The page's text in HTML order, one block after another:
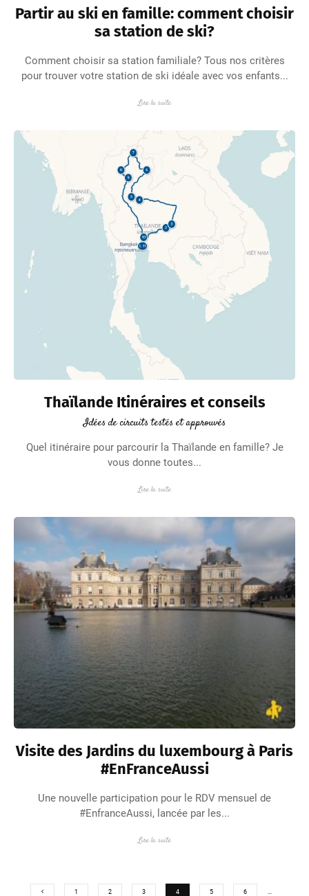
Partir au ski en famille: comment choisir
sa station de ski?
Comment choisir sa station familiale? Tous nos critères
pour trouver votre station de ski idéale avec vos enfants...
Lire la suite
Thaïlande Itinéraires et conseils
Idées de circuits testés et approuvés
Quel itinéraire pour parcourir la Thaïlande en famille? Je
vous donne toutes...
Lire la suite
Visite des Jardins du luxembourg à Paris
#EnFranceAussi
Une nouvelle participation pour le RDV mensuel de
#EnfranceAussi, lancée par les...
Lire la suite
1 2 3 4 5 6